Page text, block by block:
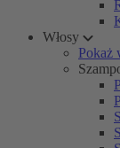
Włosy
Pokaż